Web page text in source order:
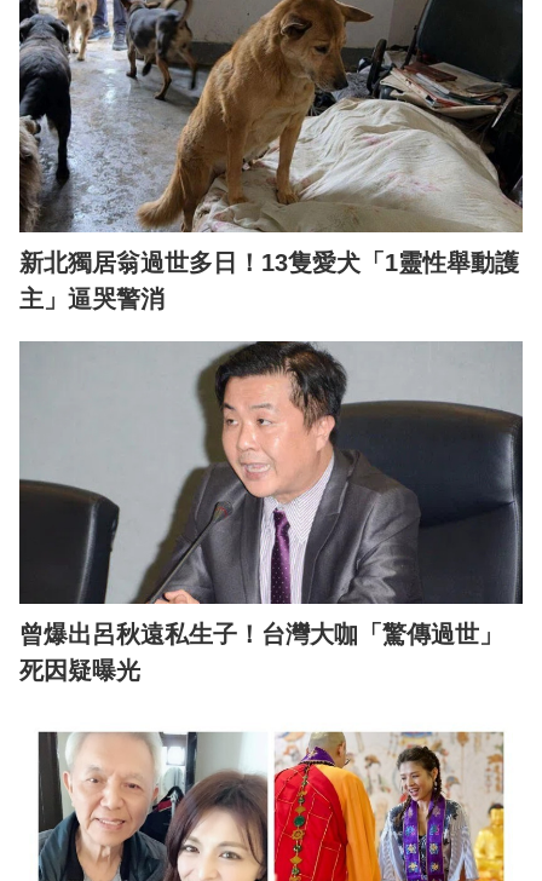
新北獨居翁過世多日！13隻愛犬「1靈性舉動護
主」逼哭警消
曾爆出呂秋遠私生子！台灣大咖「驚傳過世」
死因疑曝光